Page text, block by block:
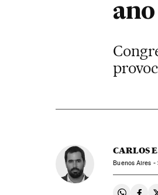
ano
CARLOS
Buenos Aires -